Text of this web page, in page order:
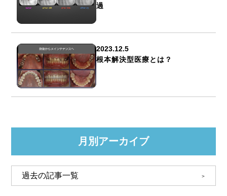
過
2023.12.5
根本解決型医療とは？
月別アーカイブ